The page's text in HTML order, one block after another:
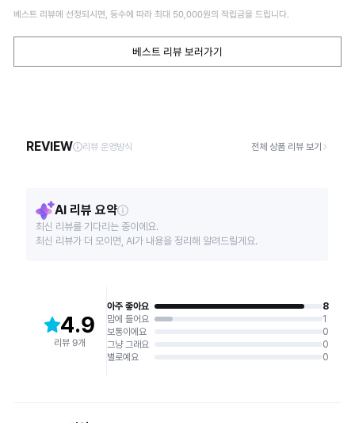
베스트 리뷰에 선정되시면, 등수에 따라 최대 50,000원의 적립금을 드립니다.
베스트 리뷰 보러가기